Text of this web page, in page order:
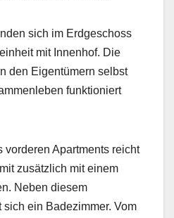
sich im Erdgeschoss
mit Innenhof. Die
den Eigentümern selbst
funktioniert
vorderen Apartments reicht
zusätzlich mit einem
Neben diesem
ein Badezimmer. Vom